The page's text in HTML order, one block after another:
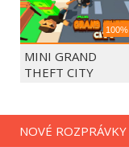
100%
MINI GRAND
THEFT CITY
NOVÉ ROZPRÁVKY